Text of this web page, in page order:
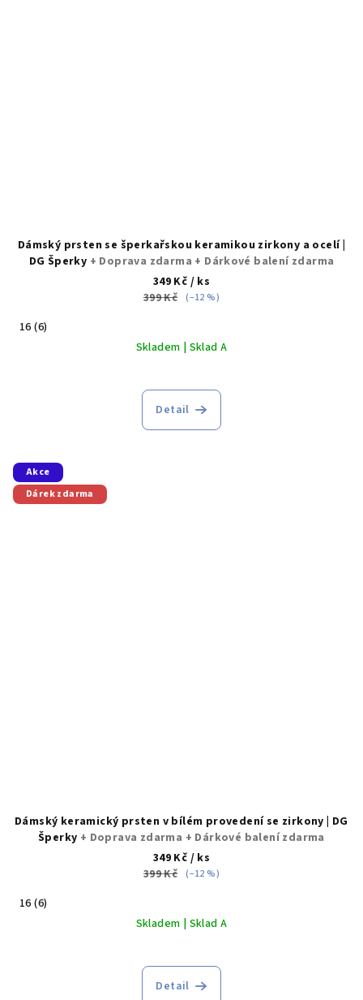
Dámský prsten se šperkařskou keramikou zirkony a ocelí |
DG Šperky + Doprava zdarma + Dárkové balení zdarma
349 Kč / ks
399 Kč (–12 %)
16 (6)
Skladem | Sklad A
Detail
Akce
Dárek zdarma
Dámský keramický prsten v bílém provedení se zirkony | DG
Šperky + Doprava zdarma + Dárkové balení zdarma
349 Kč / ks
399 Kč (–12 %)
16 (6)
Skladem | Sklad A
Detail